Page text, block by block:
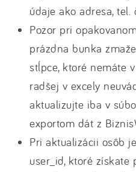
údaje ako adresa, tel.
Pozor pri
prázdna bunka
stĺpce, ktoré nemáte
radšej v excely
aktualizujte iba v
exportom dát z
Pri aktualizácii osôb
user_id, ktoré